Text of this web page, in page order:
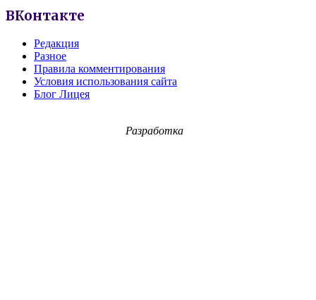
ВКонтакте
Редакция
Разное
Правила комментирования
Условия использования сайта
Блог Лицея
Разработка